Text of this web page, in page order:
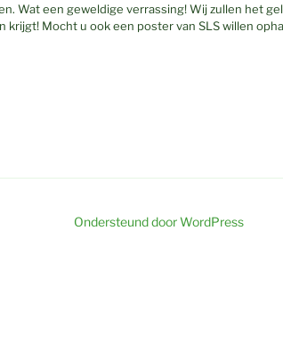
Wat een geweldige verrassing! Wij zullen het
krijgt! Mocht u ook een poster van SLS willen
Ondersteund door WordPress